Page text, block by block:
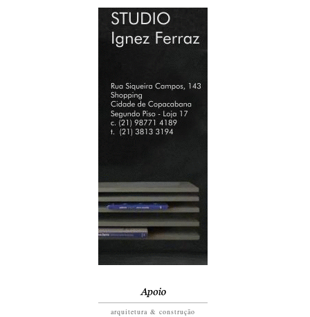
arquitetura & construção